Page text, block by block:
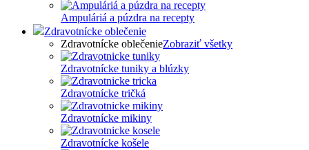
Ampuláriá a púzdra na recepty
Zdravotnícke oblečenie
Zdravotnícke oblečenieZobraziť všetky
Zdravotnícke tuniky a blúzky
Zdravotnícke tričká
Zdravotnícke mikiny
Zdravotnícke košele